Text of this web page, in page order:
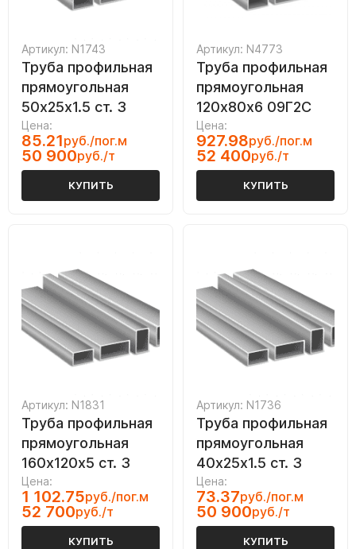
Артикул: N1743
Труба профильная
прямоугольная
50х25х1.5 ст. 3
Цена:
85.21руб./пог.м
50 900руб./т
КУПИТЬ
Артикул: N4773
Труба профильная
прямоугольная
120х80х6 09Г2С
Цена:
927.98руб./пог.м
52 400руб./т
КУПИТЬ
Артикул: N1831
Труба профильная
прямоугольная
160х120х5 ст. 3
Цена:
1 102.75руб./пог.м
52 700руб./т
КУПИТЬ
Артикул: N1736
Труба профильная
прямоугольная
40х25х1.5 ст. 3
Цена:
73.37руб./пог.м
50 900руб./т
КУПИТЬ